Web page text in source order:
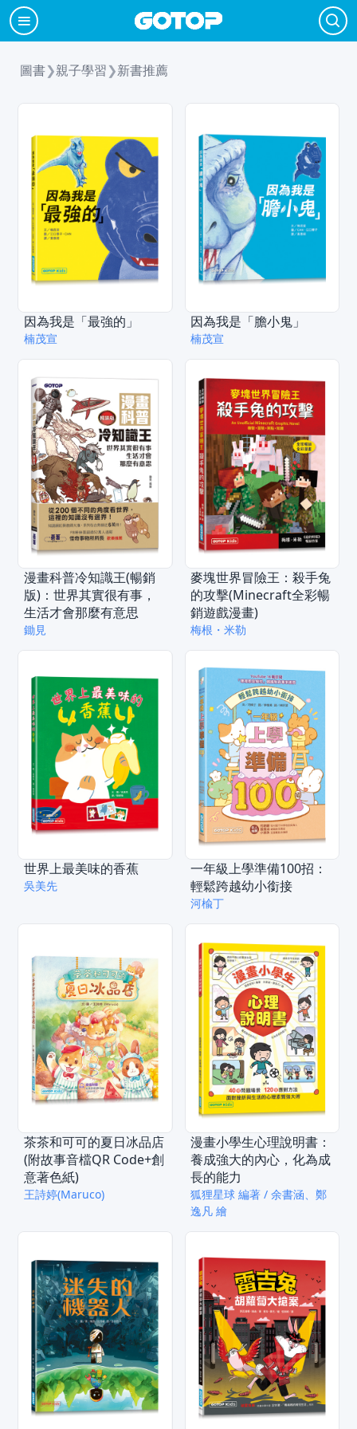
圖書❯親子學習❯新書推薦
因為我是「最強的」
楠茂宣
因為我是「膽小鬼」
楠茂宣
漫畫科普冷知識王(暢銷
版)：世界其實很有事，
生活才會那麼有意思
鋤見
麥塊世界冒險王：殺手兔
的攻擊(Minecraft全彩暢
銷遊戲漫畫)
梅根・米勒
世界上最美味的香蕉
吳美先
一年級上學準備100招：
輕鬆跨越幼小銜接
河楡丁
茶茶和可可的夏日冰品店
(附故事音檔QR Code+創
意著色紙)
王詩婷(Maruco)
漫畫小學生心理說明書：
養成強大的內心，化為成
長的能力
狐狸星球 編著 / 余書涵、鄭
逸凡 繪